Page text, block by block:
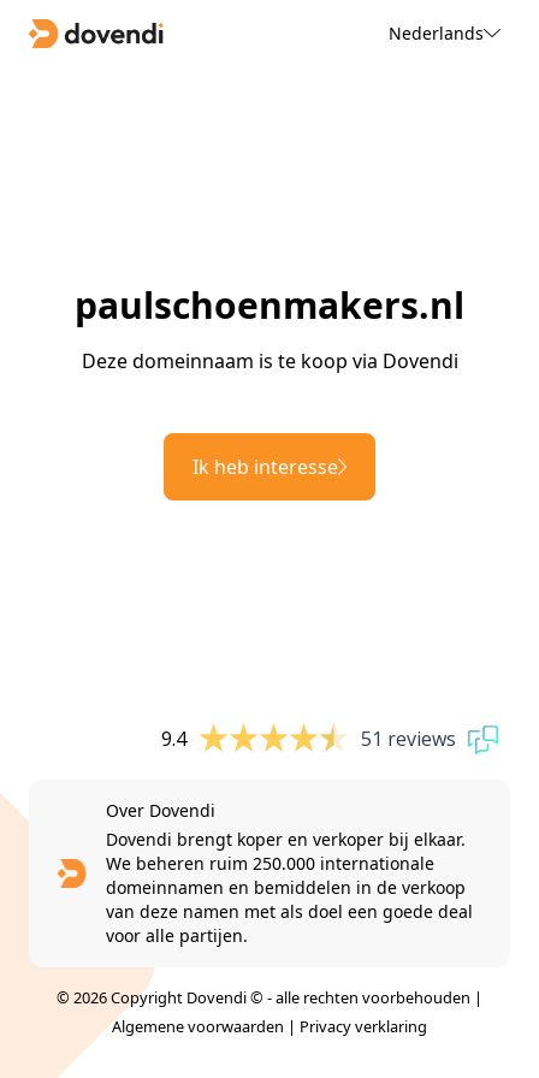
Nederlands
paulschoenmakers.nl
Deze domeinnaam is te koop via Dovendi
Ik heb interesse
9.4 51 reviews
Over Dovendi
Dovendi brengt koper en verkoper bij elkaar.
We beheren ruim 250.000 internationale
domeinnamen en bemiddelen in de verkoop
van deze namen met als doel een goede deal
voor alle partijen.
© 2026 Copyright Dovendi © - alle rechten voorbehouden |
Algemene voorwaarden | Privacy verklaring